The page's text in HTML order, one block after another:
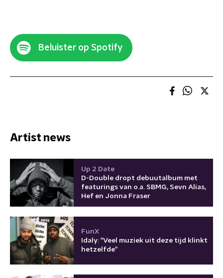
Beluister op Spotify
Artist news
Up 2 Date
D-Double dropt debuutalbum met
featurings van o.a. SBMG, Sevn Alias,
Hef en Jonna Fraser
FunX
Idaly: "Veel muziek uit deze tijd klinkt
hetzelfde"